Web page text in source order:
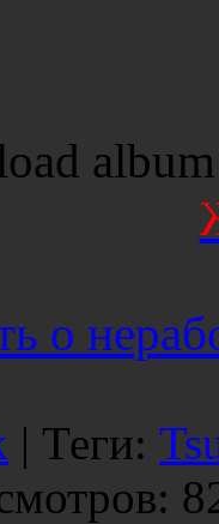
о
| Теги:
: